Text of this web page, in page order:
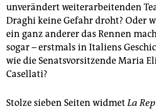
unverändert weiterarbeitenden
Draghi keine Gefahr droht? Oder
ein ganz anderer das Rennen
sogar – erstmals in Italiens
wie die Senatsvorsitzende Maria
Casellati?
Stolze sieben Seiten widmetLa